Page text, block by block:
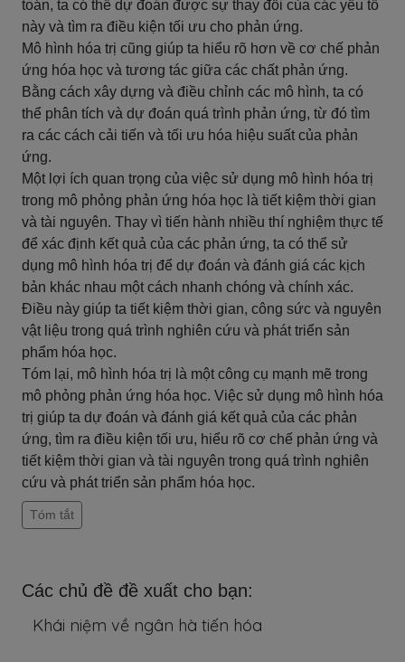
toán, ta có thể dự đoán được sự thay đổi của các yếu tố
này và tìm ra điều kiện tối ưu cho phản ứng.
Mô hình hóa trị cũng giúp ta hiểu rõ hơn về cơ chế phản
ứng hóa học và tương tác giữa các chất phản ứng.
Bằng cách xây dựng và điều chỉnh các mô hình, ta có
thể phân tích và dự đoán quá trình phản ứng, từ đó tìm
ra các cách cải tiến và tối ưu hóa hiệu suất của phản
ứng.
Một lợi ích quan trọng của việc sử dụng mô hình hóa trị
trong mô phỏng phản ứng hóa học là tiết kiệm thời gian
và tài nguyên. Thay vì tiến hành nhiều thí nghiệm thực tế
để xác định kết quả của các phản ứng, ta có thể sử
dụng mô hình hóa trị để dự đoán và đánh giá các kịch
bản khác nhau một cách nhanh chóng và chính xác.
Điều này giúp ta tiết kiệm thời gian, công sức và nguyên
vật liệu trong quá trình nghiên cứu và phát triển sản
phẩm hóa học.
Tóm lại, mô hình hóa trị là một công cụ mạnh mẽ trong
mô phỏng phản ứng hóa học. Việc sử dụng mô hình hóa
trị giúp ta dự đoán và đánh giá kết quả của các phản
ứng, tìm ra điều kiện tối ưu, hiểu rõ cơ chế phản ứng và
tiết kiệm thời gian và tài nguyên trong quá trình nghiên
cứu và phát triển sản phẩm hóa học.
Tóm tắt
Các chủ đề đề xuất cho bạn:
Khái niệm về ngân hà tiến hóa